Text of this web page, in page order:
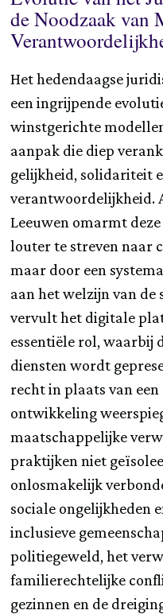
de Noodzaak van
Het hedendaagse
een ingrijpende
winstgerichte
aanpak die diep
gelijkheid, solidariteit
verantwoordelijkheid.
Leeuwen omarmt
louter te streven naar
maar door een
aan het welzijn van de
vervult het digitale
essentiële rol, waarbij
diensten wordt
recht in plaats van
ontwikkeling
maatschappelijke
praktijken niet
onlosmakelijk
sociale ongelijkheden
inclusieve
politiegeweld, het
familierechtelijke
gezinnen en de